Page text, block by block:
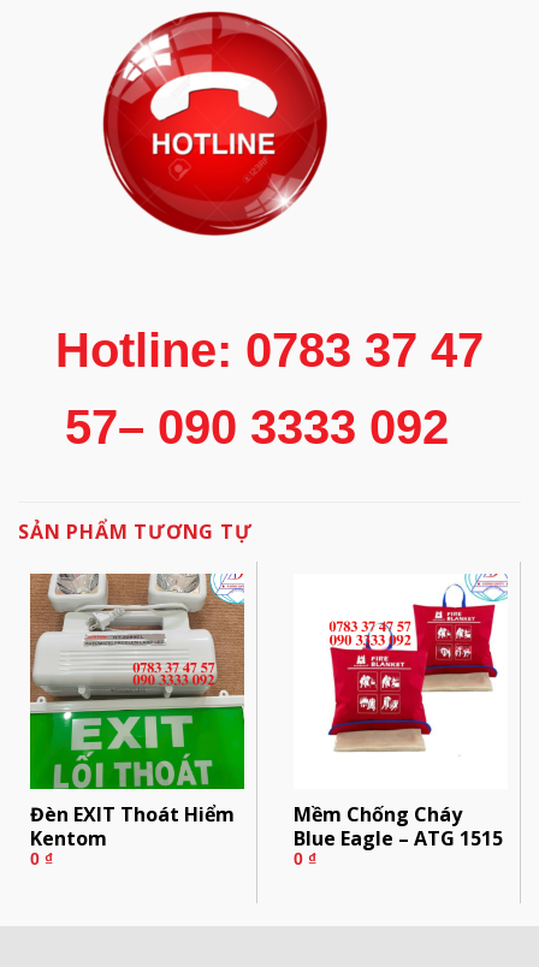
Hotline: 0783 37 47
57– 090 3333 092
SẢN PHẨM TƯƠNG TỰ
Đèn EXIT Thoát Hiểm
Kentom
0 ₫
Mềm Chống Cháy
Blue Eagle – ATG 1515
0 ₫